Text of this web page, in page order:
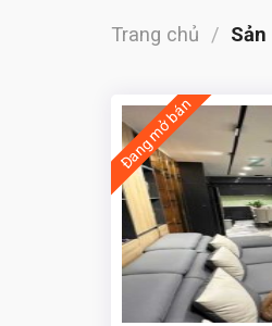
Trang chủ /
Đang mở bán